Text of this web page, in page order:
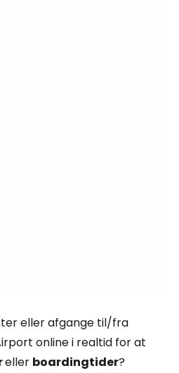
eller afgange til/fra
online i realtid for at
eller boardingtider?